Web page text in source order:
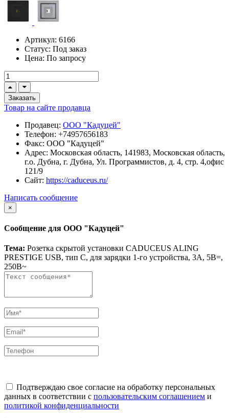
Артикул: 6166
Статус: Под заказ
Цена: По запросу
Заказать
Товар на сайте продавца
Продавец: ООО "Кадуцей"
Телефон: +74957656183
Факс: ООО "Кадуцей"
Адрес: Московская область, 141983, Московская область,
г.о. Дубна, г. Дубна, Ул. Программистов, д. 4, стр. 4,офис
121/9
Сайт: https://caduceus.ru/
Написать сообщение
×
Сообщение для ООО "Кадуцей"
Тема: Розетка скрытой установки CADUCEUS ALING
PRESTIGE USB, тип С, для зарядки 1-го устройства, 3А, 5В=,
250В~
Подтверждаю свое согласие на обработку персональных
данных в соответствии с пользовательским соглашением и
политикой конфиденциальности